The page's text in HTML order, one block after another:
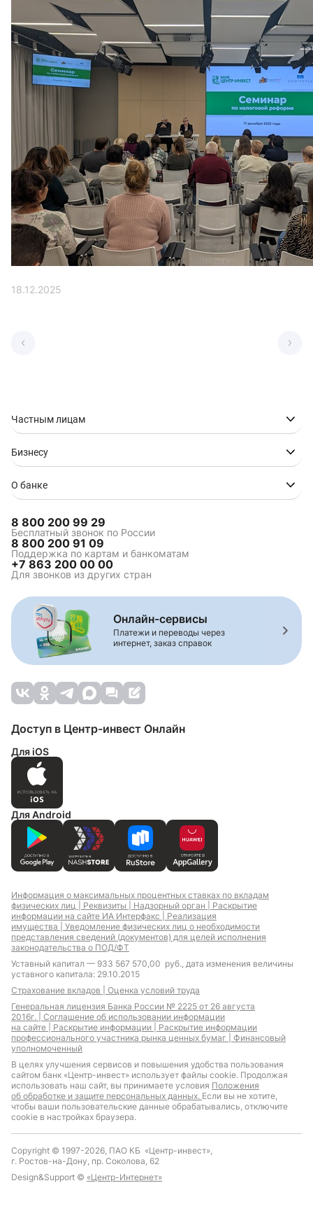
18.12.2025
Частным лицам
Бизнесу
О банке
8 800 200 99 29
Бесплатный звонок по России
8 800 200 91 09
Поддержка по картам и банкоматам
+7 863 200 00 00
Для звонков из других стран
Онлайн-сервисы
Платежи и переводы через
интернет, заказ справок
Доступ в Центр-инвест Онлайн
Для iOS
Для Android
Информация о максимальных процентных ставках по вкладам
физических лиц | Реквизиты | Надзорный орган | Раскрытие
информации на сайте ИА Интерфакс | Реализация
имущества | Уведомление физических лиц о необходимости
представления сведений (документов) для целей исполнения
законодательства о ПОД/ФТ
Уставный капитал — 933 567 570,00 руб., дата изменения величины
уставного капитала: 29.10.2015
Страхование вкладов | Оценка условий труда
Генеральная лицензия Банка России № 2225 от 26 августа
2016г. | Соглашение об использовании информации
на сайте | Раскрытие информации | Раскрытие информации
профессионального участника рынка ценных бумаг | Финансовый
уполномоченный
В целях улучшения сервисов и повышения удобства пользования
сайтом банк «Центр-инвест» использует файлы cookie. Продолжая
использовать наш сайт, вы принимаете условия Положения
об обработке и защите персональных данных. Если вы не хотите,
чтобы ваши пользовательские данные обрабатывались, отключите
cookie в настройках браузера.
Copyright © 1997-2026, ПАО КБ «Центр-инвест»,
г. Ростов-на-Дону, пр. Соколова, 62
Design&Support © «Центр-Интернет»